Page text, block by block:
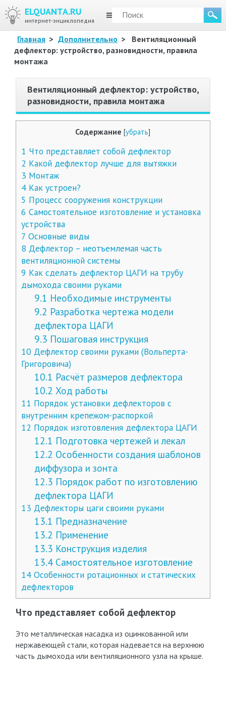
ELQUANTA.RU
интернет-энциклопедия
МЕНЮ
Главная > Дополнительно >
Вентиляционный
дефлектор: устройство, разновидности, правила
монтажа
Вентиляционный дефлектор: устройство,
разновидности, правила монтажа
Содержание [убрать]
1 Что представляет собой дефлектор
2 Какой дефлектор лучше для вытяжки
3 Монтаж
4Как устроен?
5 Процесс сооружения конструкции
6 Самостоятельное изготовление и установка
устройства
7 Основные виды
8 Дефлектор – неотъемлемая часть
вентиляционной системы
9 Как сделать дефлектор ЦАГИ на трубу
дымохода своими руками
9.1 Необходимые инструменты
9.2 Разработка чертежа модели
дефлектора ЦАГИ
9.3 Пошаговая инструкция
10Дефлектор своими руками (Вольперта-
Григоровича)
10.1 Расчёт размеров дефлектора
10.2 Ход работы
11 Порядок установки дефлекторов с
внутренним крепежом-распоркой
12 Порядок изготовления дефлектора ЦАГИ
12.1 Подготовка чертежей и лекал
12.2 Особенности создания шаблонов
диффузора и зонта
12.3 Порядок работ по изготовлению
дефлектора ЦАГИ
13 Дефлекторы цаги своими руками
13.1 Предназначение
13.2 Применение
13.3 Конструкция изделия
13.4 Самостоятельное изготовление
14Особенности ротационных и статических
дефлекторов
Что представляет собой дефлектор
Это металлическая насадка из оцинкованной или
нержавеющей стали, которая надевается на верхнюю
часть дымохода или вентиляционного узла на крыше.